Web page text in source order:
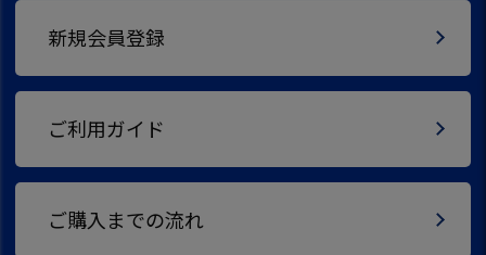
新規会員登録
ご利用ガイド
ご購入までの流れ